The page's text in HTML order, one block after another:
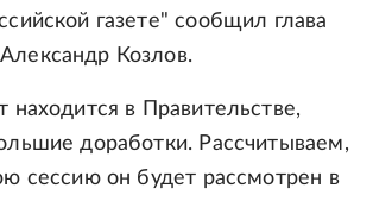
газете" сообщил глава
Козлов.
находится в Правительстве,
доработки. Рассчитываем,
сессию он будет рассмотрен в